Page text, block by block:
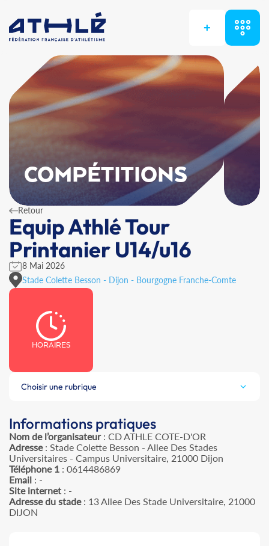
+
COMPÉTITIONS
Retour
Equip Athlé Tour
Printanier U14/u16
8 Mai 2026
Stade Colette Besson - Dijon - Bourgogne Franche-Comte
HORAIRES
Choisir une rubrique
Informations pratiques
Nom de l’organisateur: CD ATHLE COTE-D'OR
Adresse: Stade Colette Besson - Allee Des Stades
Universitaires - Campus Universitaire, 21000 Dijon
Téléphone 1 : 0614486869
Email : -
Site internet : -
Adresse du stade: 13 Allee Des Stade Universitaire, 21000
DIJON